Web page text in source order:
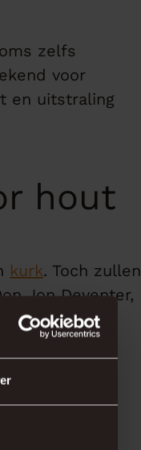
zelfs
voor
en uitstraling
hout
kurk. Toch zullen
Jon Deventer,
uw woning.